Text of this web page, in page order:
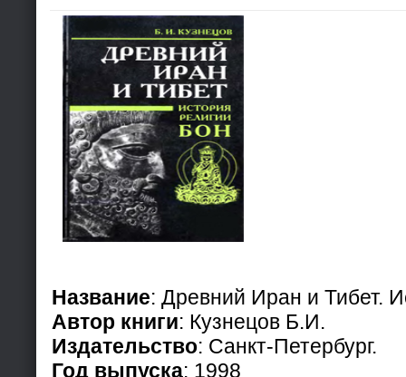
Название: Древний Иран и Тибет.
Автор книги: Кузнецов Б.И.
Издательство: Санкт-Петербург.
Год выпуска: 1998